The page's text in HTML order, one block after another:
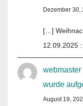
Dezember 30,
[…]
12.09.2025
webmaster
wurde
August 19,